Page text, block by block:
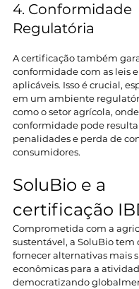
4. Conformidade
Regulatória
A certificação também
conformidade com as leis
aplicáveis. Isso é crucial,
em um ambiente
como o setor agrícola,
conformidade pode
penalidades e perda de
consumidores.
SoluBio e a
certificação
Comprometida com a
sustentável, a SoluBio tem
fornecer alternativas mais
econômicas para a
democratizando